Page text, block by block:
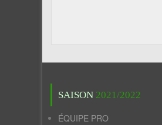
SAISON 2021/2022
ÉQUIPE PRO